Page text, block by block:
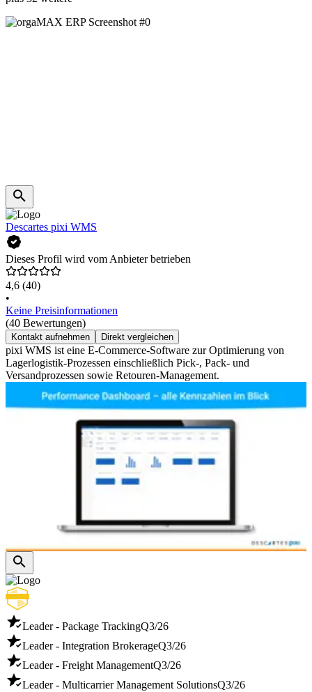
Descartes pixi WMS
Dieses Profil wird vom Anbieter betrieben
4,6 (40)
•
Keine Preisinformationen
(40 Bewertungen)
Kontakt aufnehmen Direkt vergleichen
pixi WMS ist eine E-Commerce-Software zur Optimierung von
Lagerlogistik-Prozessen einschließlich Pick-, Pack- und
Versandprozessen sowie Retouren-Management.
Leader - Package TrackingQ3/26
Leader - Integration BrokerageQ3/26
Leader - Freight ManagementQ3/26
Leader - Multicarrier Management SolutionsQ3/26